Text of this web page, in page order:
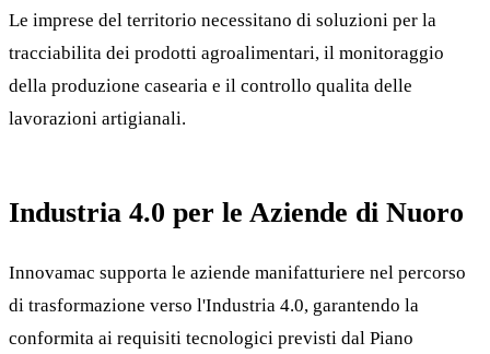
Le imprese del territorio necessitano di soluzioni per la
tracciabilita dei prodotti agroalimentari, il monitoraggio
della produzione casearia e il controllo qualita delle
lavorazioni artigianali.
Industria 4.0 per le Aziende di Nuoro
Innovamac supporta le aziende manifatturiere nel percorso
di trasformazione verso l'Industria 4.0, garantendo la
conformita ai requisiti tecnologici previsti dal Piano